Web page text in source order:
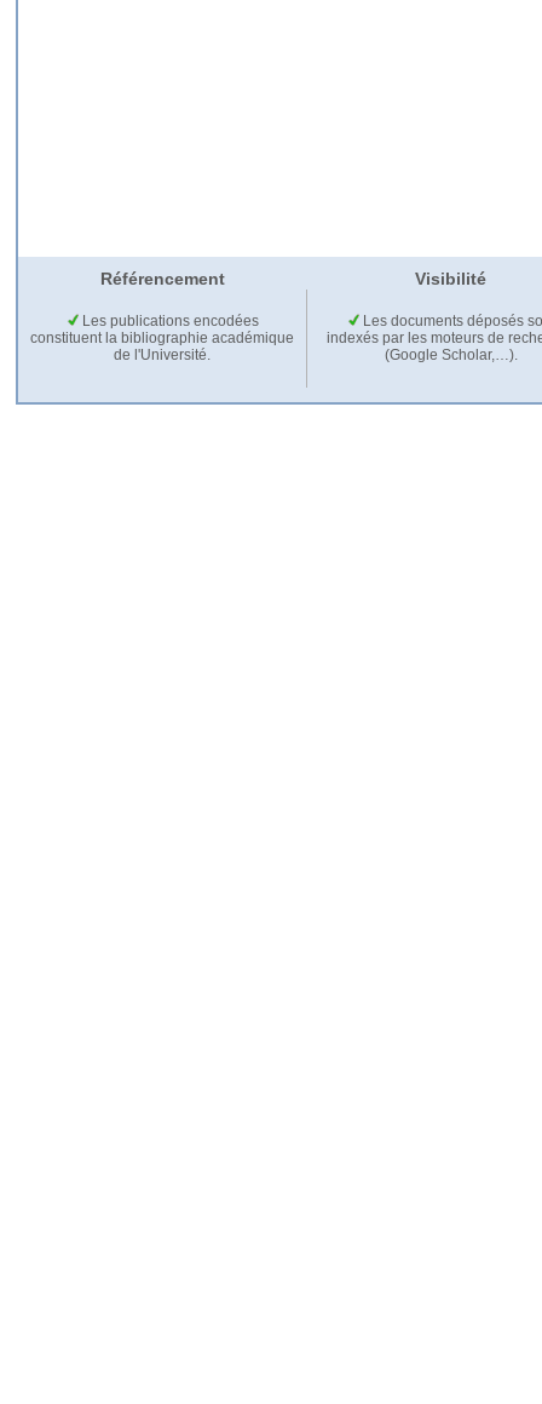
Référencement Visibilité
Les publications encodées
constituent la bibliographie académique
de l'Université.
Les documents déposés
indexés par les moteurs de
(Google Scholar,…).